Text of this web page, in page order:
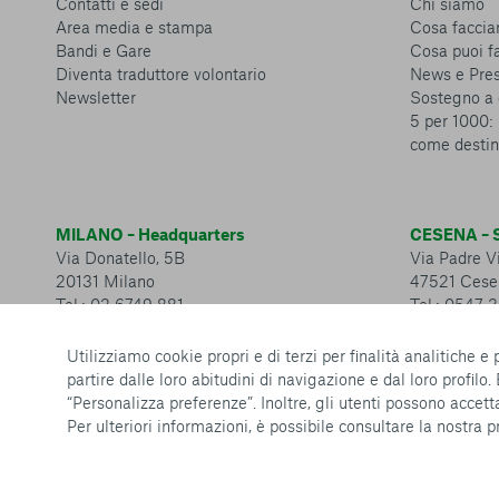
Utilizziamo cookie propri e di terzi per finalità analitiche
partire dalle loro abitudini di navigazione e dal loro
“Personalizza preferenze”. Inoltre, gli utenti possono
Per ulteriori informazioni, è possibile consultare la nostra
Area media e stampa
Bandi e Gare
Diventa traduttore volontario
Newsletter
Cosa
Cosa puoi
News e
Sostegno a
5 per
come
MILANO – Headquarters
Via Donatello, 5B
20131 Milano
Tel.: 02 6749 881
CESENA –
Via Padre
47521
Tel.: 0547